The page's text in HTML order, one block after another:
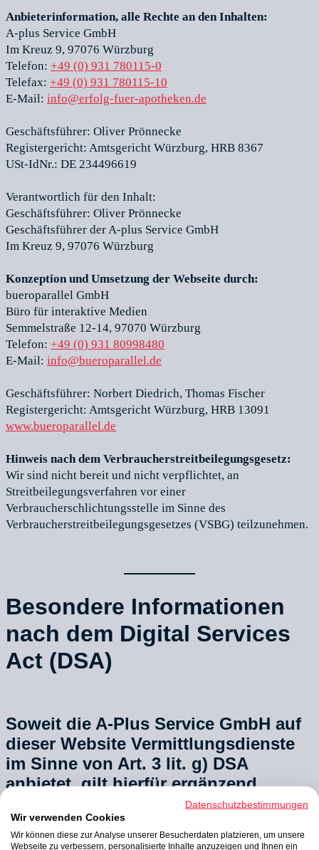
Anbieterinformation, alle Rechte an den Inhalten:
A-plus Service GmbH
Im Kreuz 9, 97076 Würzburg
Telefon: +49 (0) 931 780115-0
Telefax: +49 (0) 931 780115-10
E-Mail: info@erfolg-fuer-apotheken.de
Geschäftsführer: Oliver Prönnecke
Registergericht: Amtsgericht Würzburg, HRB 8367
USt-IdNr.: DE 234496619
Verantwortlich für den Inhalt:
Geschäftsführer: Oliver Prönnecke
Geschäftsführer der A-plus Service GmbH
Im Kreuz 9, 97076 Würzburg
Konzeption und Umsetzung der Webseite durch:
bueroparallel GmbH
Büro für interaktive Medien
Semmelstraße 12-14, 97070 Würzburg
Telefon: +49 (0) 931 80998480
E-Mail: info@bueroparallel.de
Geschäftsführer: Norbert Diedrich, Thomas Fischer
Registergericht: Amtsgericht Würzburg, HRB 13091
www.bueroparallel.de
Hinweis nach dem Verbraucherstreitbeilegungsgesetz:
Wir sind nicht bereit und nicht verpflichtet, an
Streitbeilegungsverfahren vor einer
Verbraucherschlichtungsstelle im Sinne des
Verbraucherstreitbeilegungsgesetzes (VSBG) teilzunehmen.
Besondere Informationen
nach dem Digital Services
Act (DSA)
Soweit die A-Plus Service GmbH auf
dieser Website Vermittlungsdienste
im Sinne von Art. 3 lit. g) DSA
anbietet, gilt hierfür ergänzend
Datenschutzbestimmungen
Wir verwenden Cookies
Wir können diese zur Analyse unserer Besucherdaten platzieren, um unsere
Webseite zu verbessern, personalisierte Inhalte anzuzeigen und Ihnen ein